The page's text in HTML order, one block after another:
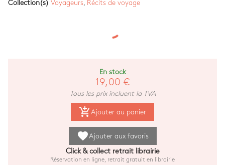
Collection(s) Voyageurs Récits de voyage
En stock
19,00 €
Tous les prix incluent la TVA
add_shopping_cart Ajouter au panier
favoriteAjouter aux favoris
Click & collect retrait librairie
Réservation en ligne, retrait gratuit en librairie